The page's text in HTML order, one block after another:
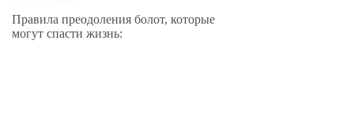
Правила преодоления болот, которые
могут спасти жизнь: